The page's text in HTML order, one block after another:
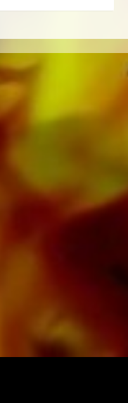
Onlineshop
sowie
Tonträgern von
Teil der
Brass Bands
Band,
der
digital auf den
Amazon,
auf
Das leicht
guten
bei schwierigen